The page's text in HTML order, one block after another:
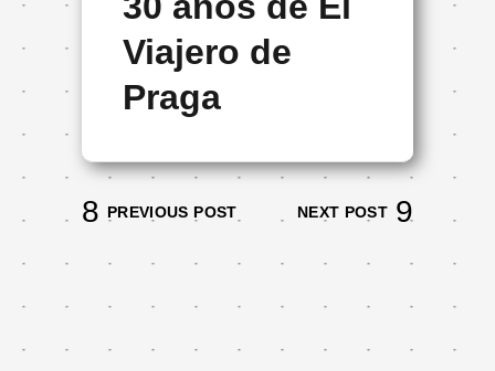
Viajero de
Praga
PREVIOUS POST NEXT POST